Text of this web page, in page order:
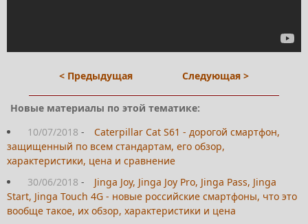
< Предыдущая Следующая >
Новые материалы по этой тематике:
10/07/2018 -
Caterpillar Cat S61 - дорогой смартфон,
защищенный по всем стандартам, его обзор,
характеристики, цена и сравнение
30/06/2018 -
Jinga Joy, Jinga Joy Pro, Jinga Pass, Jinga
Start, Jinga Touch 4G - новые российские смартфоны, что это
вообще такое, их обзор, характеристики и цена